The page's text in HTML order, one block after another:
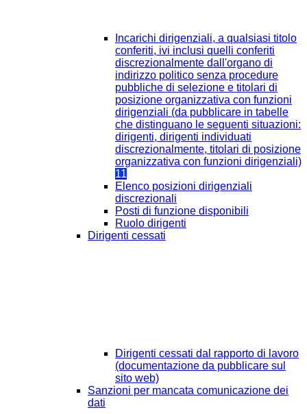
Incarichi dirigenziali, a qualsiasi titolo
conferiti, ivi inclusi quelli conferiti
discrezionalmente dall'organo di
indirizzo politico senza procedure
pubbliche di selezione e titolari di
posizione organizzativa con funzioni
dirigenziali (da pubblicare in tabelle
che distinguano le seguenti situazioni:
dirigenti, dirigenti individuati
discrezionalmente, titolari di posizione
organizzativa con funzioni dirigenziali)
11
Elenco posizioni dirigenziali
discrezionali
Posti di funzione disponibili
Ruolo dirigenti
Dirigenti cessati
Dirigenti cessati dal rapporto di lavoro
(documentazione da pubblicare sul
sito web)
Sanzioni per mancata comunicazione dei
dati